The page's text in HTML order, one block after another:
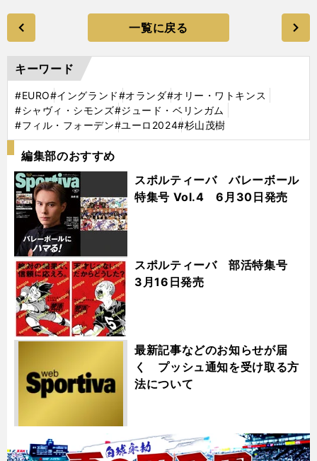
一覧に戻る
キーワード
#EURO#イングランド#オランダ#オリー・ワトキンス
#シャヴィ・シモンズ#ジュード・ベリンガム
#フィル・フォーデン#ユーロ2024#杉山茂樹
編集部のおすすめ
スポルティーバ バレーボール
特集号 Vol.4 6月30日発売
スポルティーバ 部活特集号
3月16日発売
最新記事などのお知らせが届
く プッシュ通知を受け取る方
法について